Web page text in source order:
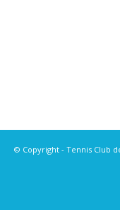
© Copyright - Tennis Club